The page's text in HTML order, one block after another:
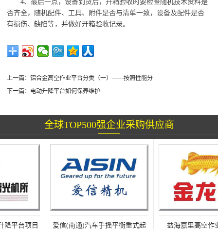
4、最后一点，设备到货后，开箱验收时要检查随机技术资料是
否齐全，随机配件、工具、附件是否与清单一致，设备及配件是否
有损伤、缺陷等，并做好开箱验收记录。
上一篇：铝合金高空作业平台分类（一）——按照性能分
下一篇： 电动升降平台如何保养维护
全球TOP500强企业采购供应商
平台项目
爱信(南通)汽车手摇平衡重式起
益海嘉里高空作业